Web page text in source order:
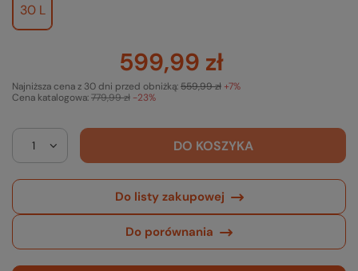
30 L
599,99 zł
Cena katalogowa:779,99 zł -23%
Najniższa cena z 30 dni przed obniżką:559,99 zł +7%
DO KOSZYKA
Do listy zakupowej
Do porównania